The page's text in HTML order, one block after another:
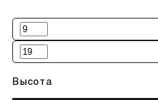
Высота